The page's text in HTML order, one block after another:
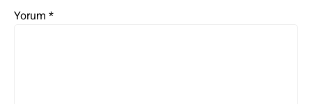
Yorum *